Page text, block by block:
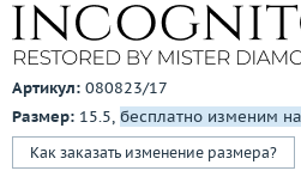
3D-тур по шоуруму
Заказать
Артикул: 080823/17
Размер: 15.5, бесплатно изменим
Как заказать изменение размера?